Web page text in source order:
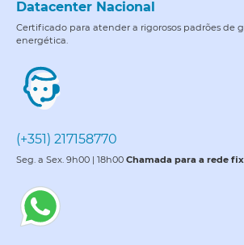
Datacenter Nacional
Certificado para atender a rigorosos padrões de
energética.
(+351) 217158770
Seg. a Sex. 9h00 | 18h00 Chamada para a rede